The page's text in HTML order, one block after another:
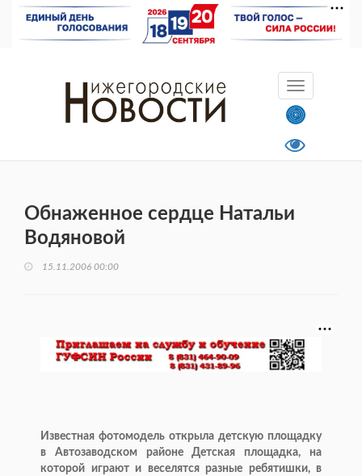
Обнаженное сердце Натальи
Водяновой
15.11.2006 00:00
Известная фотомодель открыла детскую площадку
в Автозаводском районе Детская площадка, на
которой играют и веселятся разные ребятишки, в